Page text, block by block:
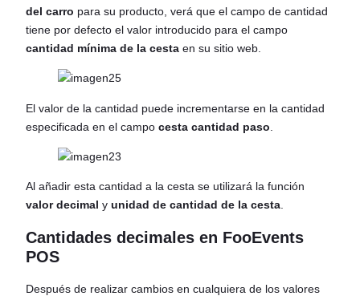
del carro para su producto, verá que el campo de cantidad
tiene por defecto el valor introducido para el campo
cantidad mínima de la cesta en su sitio web.
El valor de la cantidad puede incrementarse en la cantidad
especificada en el campo cesta cantidad paso
Al añadir esta cantidad a la cesta se utilizará la función
valor decimal y unidad de cantidad de la cesta.
Cantidades decimales en FooEvents
POS
Después de realizar cambios en cualquiera de los valores